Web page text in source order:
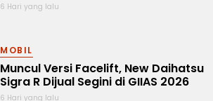
6 Hari yang lalu
MOBIL
Muncul Versi Facelift, New Daihatsu
Sigra R Dijual Segini di GIIAS 2026
6 Hari yang lalu